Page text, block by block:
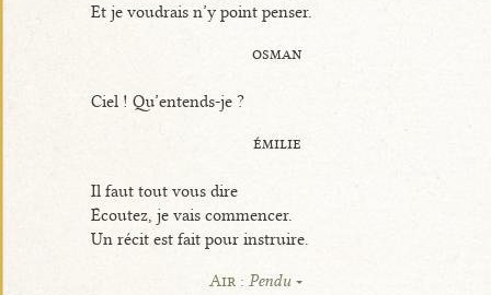
Et je voudrais n’y point penser.
osman
Ciel ! Qu’entends-je ?
émilie
Il faut tout vous dire
Écoutez, je vais commencer.
Un récit est fait pour instruire.
Air : Pendu